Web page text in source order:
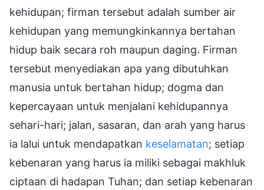
kehidupan; firman tersebut adalah sumber air
kehidupan yang memungkinkannya bertahan
hidup baik secara roh maupun daging. Firman
tersebut menyediakan apa yang dibutuhkan
manusia untuk bertahan hidup; dogma dan
kepercayaan untuk menjalani kehidupannya
sehari-hari; jalan, sasaran, dan arah yang harus
ia lalui untuk mendapatkan keselamatan; setiap
kebenaran yang harus ia miliki sebagai makhluk
ciptaan di hadapan Tuhan; dan setiap kebenaran